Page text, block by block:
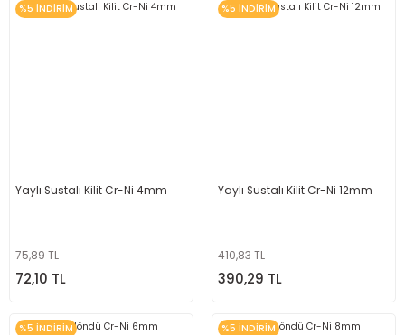
%5 İNDİRİM
Yaylı Sustalı Kilit Cr-Ni 4mm
75,89 TL
72,10 TL
%5 İNDİRİM
Yaylı Sustalı Kilit Cr-Ni 12mm
410,83 TL
390,29 TL
%5 İNDİRİM %5 İNDİRİM